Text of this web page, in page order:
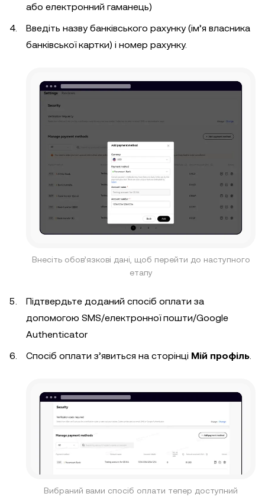
або електронний гаманець)
Введіть назву банківського рахунку (ім’я власника
банківської картки) і номер рахунку.
Внесіть обов’язкові дані, щоб перейти до наступного
етапу
Підтвердьте доданий спосіб оплати за
допомогою SMS/електронної пошти/Google
Authenticator
Спосіб оплати з’явиться на сторінці Мій профіль
Вибраний вами спосіб оплати тепер доступний